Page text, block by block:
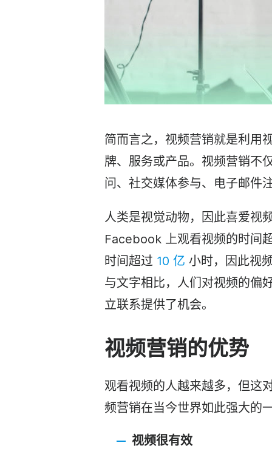
简而言之， 视频营销就是利用
牌、服务或产品。 视频营销不
问、 社交媒体参与、电子邮件
人类是视觉动物，因此喜爱视
Facebook 上观看视频的时间
时间超过 10 亿 小时，因此视
与文字相比，人们对视频的偏
立联系提供了机会。
视频营销的优势
观看视频的人越来越多，但这
频营销在当今世界如此强大的
视频很有效